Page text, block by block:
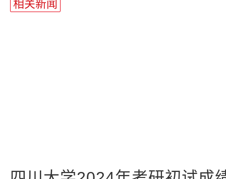
相关新闻